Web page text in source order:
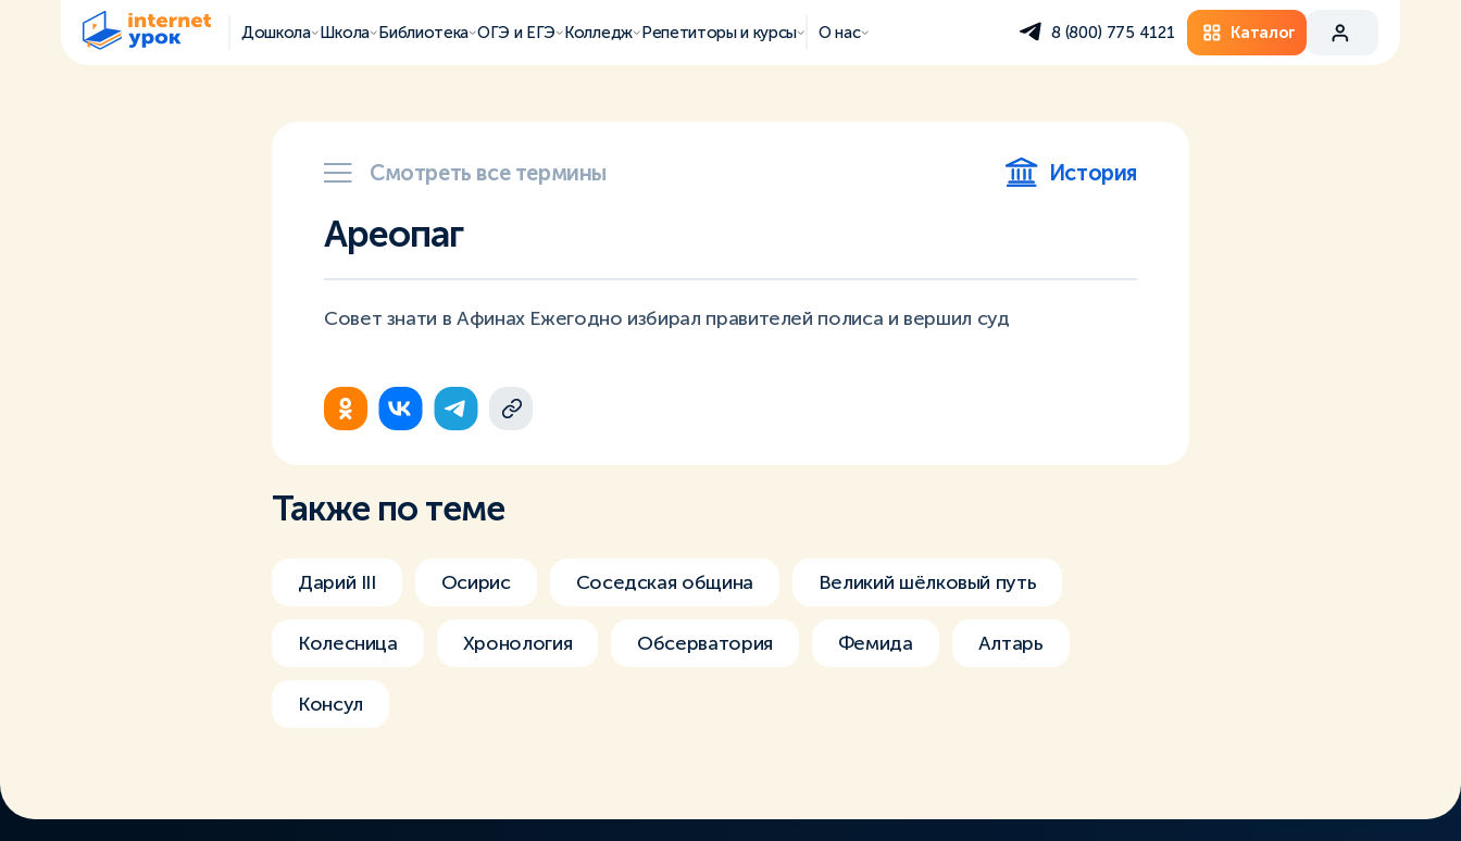
Дошкола Школа Библиотека ОГЭ и ЕГЭ Колледж Репетиторы и курсы О нас 8 (800) 775 4121 Каталог
Смотреть все термины История
Ареопаг
Совет знати в Афинах Ежегодно избирал правителей полиса и вершил суд
Также по теме
Дарий III Осирис Соседская община Великий шёлковый путь
Колесница Хронология Обсерватория Фемида Алтарь
Консул